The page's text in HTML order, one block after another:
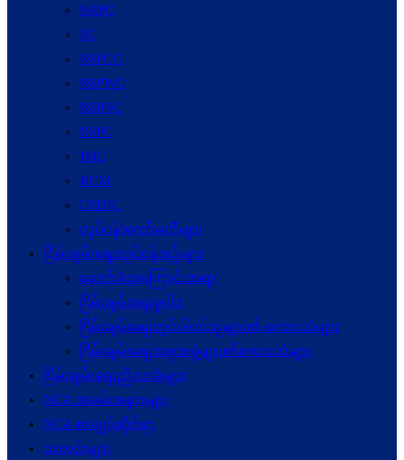
NRPC
PC
NSPCC
NSPWC
NSPNC
NSPC
JMC
JICM
UPDJC
လုပ်ငန်းကော်မတီများ
ငြိမ်းချမ်းရေးလုပ်ငန်းစဉ်များ
နောက်ခံအကြောင်းအရာ
ငြိမ်းချမ်းရေးမူဝါဒ
ငြိမ်းချမ်းရေးတွင်ပါဝင်သူများ၏ စကားသံများ
ငြိမ်းချမ်းရေးအစုအဖွဲ့များ၏စကားသံများ
ငြိမ်းချမ်းရေးညီလာခံများ
NCA အခမ်းအနားများ
NCA စာချုပ်ဆိုင်ရာ
သတင်းများ